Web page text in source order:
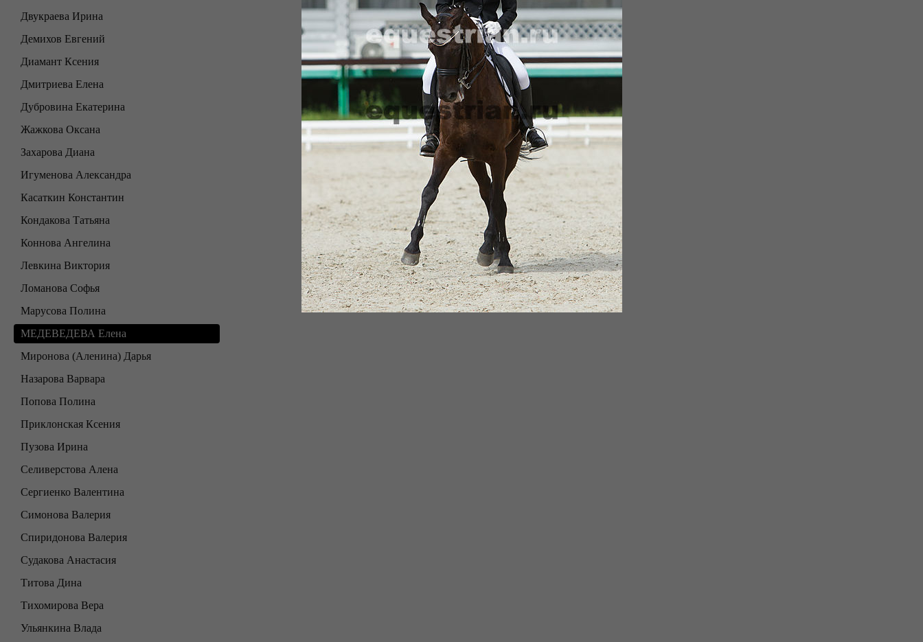
Двукраева Ирина
Демихов Евгений
Диамант Ксения
Дмитриева Елена
Дубровина Екатерина
Жажкова Оксана
Захарова Диана
Игуменова Александра
Касаткин Константин
Кондакова Татьяна
Коннова Ангелина
Левкина Виктория
Ломанова Софья
Марусова Полина
МЕДЕВЕДЕВА Елена
Миронова (Аленина) Дарья
Назарова Варвара
Попова Полина
Приклонская Ксения
Пузова Ирина
Селиверстова Алена
Сергиенко Валентина
Симонова Валерия
Спиридонова Валерия
Судакова Анастасия
Титова Дина
Тихомирова Вера
Ульянкина Влада